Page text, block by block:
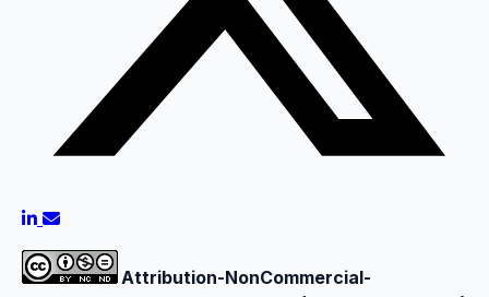
Attribution-NonCommercial-